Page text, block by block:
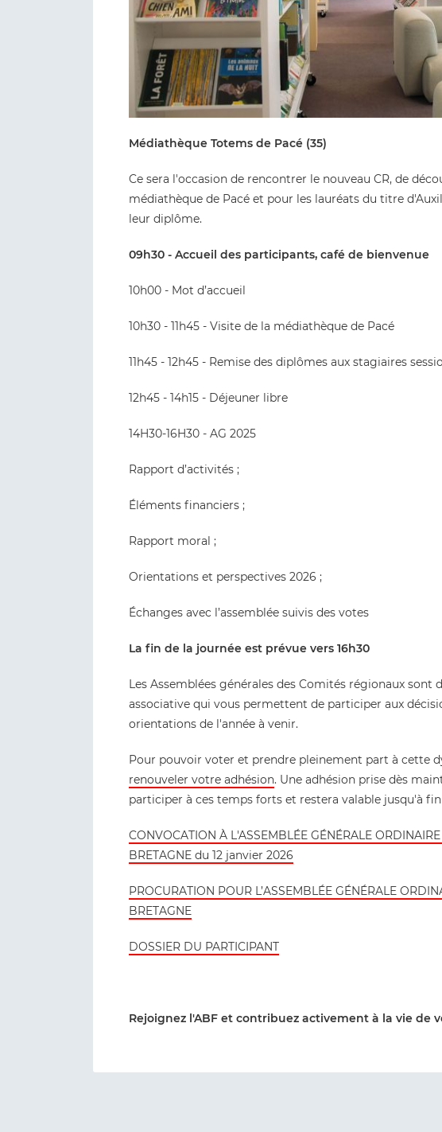
Médiathèque Totems de Pacé (35)
Ce sera l'occasion de rencontrer le nouveau CR, de
médiathèque de Pacé et pour les lauréats du titre
leur diplôme.
09h30 - Accueil des participants, café de bienvenue
10h00 - Mot d’accueil
10h30 - 11h45 - Visite de la médiathèque de Pacé
11h45 - 12h45 - Remise des diplômes aux stagiaires
12h45 - 14h15 - Déjeuner libre
14H30-16H30 - AG 2025
Rapport d’activités ;
Éléments financiers ;
Rapport moral ;
Orientations et perspectives 2026 ;
Échanges avec l’assemblée suivis des votes
La fin de la journée est prévue vers 16h30
Les Assemblées générales des Comités régionaux sont
associative qui vous permettent de participer aux
orientations de l'année à venir.
Pour pouvoir voter et prendre pleinement part à cette
renouveler votre adhésion. Une adhésion prise dès
participer à ces temps forts et restera valable jusqu'à fin
CONVOCATION À L'ASSEMBLÉE GÉNÉRALE
BRETAGNE du 12 janvier 2026
PROCURATION POUR L’ASSEMBLÉE GÉNÉRALE
BRETAGNE
DOSSIER DU PARTICIPANT
Rejoignez l'ABF et contribuez activement à la vie de